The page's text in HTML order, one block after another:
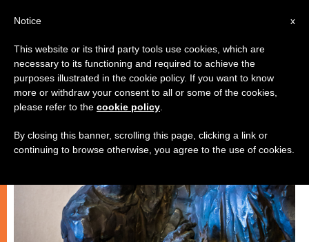
روحانيّة
x
Notice
This website or its third party tools use cookies, which are
necessary to its functioning and required to achieve the
purposes illustrated in the cookie policy. If you want to know
more or withdraw your consent to all or some of the cookies,
please refer to the cookie policy
By closing this banner, scrolling this page, clicking a link or
continuing to browse otherwise, you agree to the use of cookies.